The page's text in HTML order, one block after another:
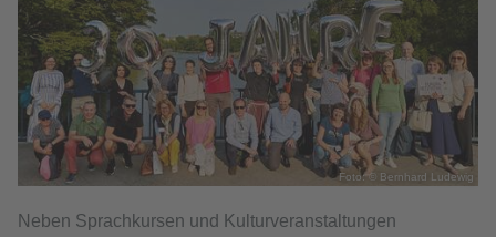
Foto: © Bernhard Ludewig
Neben Sprachkursen und Kulturveranstaltungen